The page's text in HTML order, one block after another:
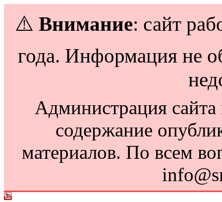
⚠️ Внимание: сайт
года. Информация не
Администрация сайта
содержание
материалов. По всем